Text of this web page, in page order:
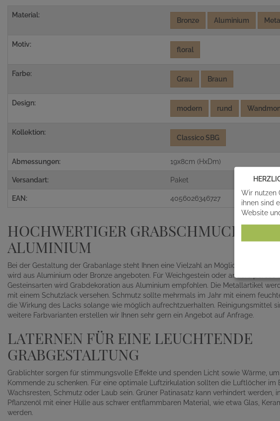
Material:
Bronze Aluminium
Motiv:
floral
Farbe:
Grau Braun
Design:
modern rund
Kollektion:
Classico SBG
Abmessungen: 19x8cm (HxDm)
Versandart: Paket
EAN: 4056026346727
HOCHWERTIGER GRABSCHMUCK AUS
ALUMINIUM
Bei der Gestaltung der Grabanlage steht Ihnen eine Vielzahl an Möglichkeiten zur
wird aus Aluminium oder Bronze angeboten. Für Weichgestein oder andere poröse
Gesteinsarten wird Grabdekoration aus Aluminium empfohlen. Die Metallartikel
mit einem Schutzlack versehen. Schmutz sollte mehrmals im Jahr mit einem
die Wirkung des Lacks solange wie möglich aufrechtzuerhalten. Reinigungsmittel
weitere Farbvarianten erstellen wir Ihnen sehr gern ein Angebot auf Anfrage.
LATERNEN FÜR EINE LEUCHTENDE
GRABGESTALTUNG
Grablichter sorgen für stimmungsvolle Effekte und spenden Licht sowie Wärme,
Kommende zu schenken. Für eine optimale Luftzirkulation sollten die Luftlöcher im
Wachsresten, Schmutz oder Laub sein. Grüner Patinasatz kann verhindert werden,
Pflanzenöl mit einer Hülle aus schwer entflammbaren Material, wie etwa Glas,
werden.
Wir nutzen
ihnen sind
Website